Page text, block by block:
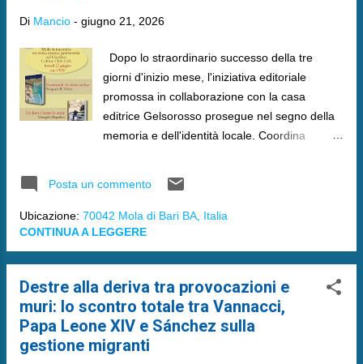
Di Mancio - giugno 21, 2026
Dopo lo straordinario successo della tre
giorni d'inizio mese, l'iniziativa editoriale
promossa in collaborazione con la casa
editrice Gelsorosso prosegue nel segno della
memoria e dell'identità locale. Coordina
Posta un commento
Ubicazione: 70042 Mola di Bari BA, Italia
CONTINUA A LEGGERE
Destre alla deriva tra provocazioni e
muri: lo scontro totale tra Vannacci,
Papa Leone XIV e Sánchez sulla
gestione migranti